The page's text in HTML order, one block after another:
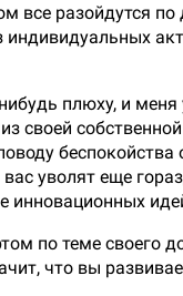
все разойдутся
индивидуальных
плюху, и меня
своей
уволят еще
инновационных
по теме своего
что вы